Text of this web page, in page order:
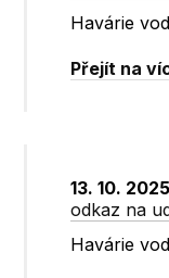
Havárie
Přejít na
13. 10.
odkaz na
Havárie